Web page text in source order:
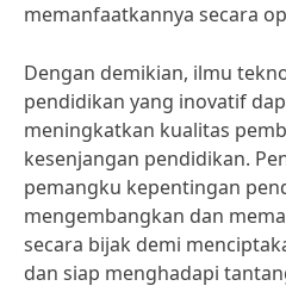
memanfaatkannya secara
Dengan demikian, ilmu
pendidikan yang inovatif
meningkatkan kualitas
kesenjangan pendidikan.
pemangku kepentingan
mengembangkan dan
secara bijak demi
dan siap menghadapi